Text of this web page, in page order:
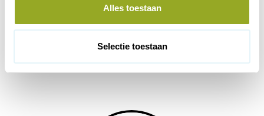
e
Alles toestaan
Selectie toestaan
Vorige korting Volgende korting